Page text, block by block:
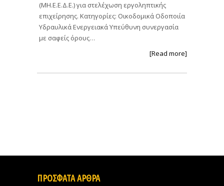
(ΜΗ.Ε.Ε.Δ.Ε.) για στελέχωση εργοληπτικής
επιχείρησης. Κατηγορίες: Οικοδομικά Οδοποιία
Υδραυλικά Ενεργειακά Υπεύθυνη συνεργασία
με σαφείς όρους…
[Read more]
ΠΡΟΣΦΑΤΑ ΑΡΘΡΑ